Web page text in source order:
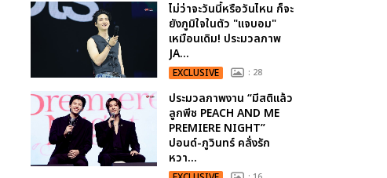
ไม่ว่าจะวันนี้หรือวันไหน ก็จะ
ยังภูมิใจในตัว "แจบอม"
เหมือนเดิม! ประมวลภาพ
JA...
EXCLUSIVE : 28
ประมวลภาพงาน “มีสติแล้ว
ลูกพีช PEACH AND ME
PREMIERE NIGHT”
ปอนด์-ภูวินทร์ คลั่งรัก
หวา...